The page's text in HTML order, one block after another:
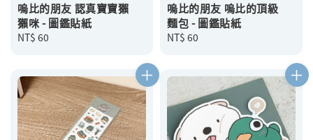
嗚比的朋友 認真寶寶獺
獺咪 - 圖鑑貼紙
Regular
NT$ 60
嗚比的朋友 嗚比的頂級
麵包 - 圖鑑貼紙
Regular
NT$ 60